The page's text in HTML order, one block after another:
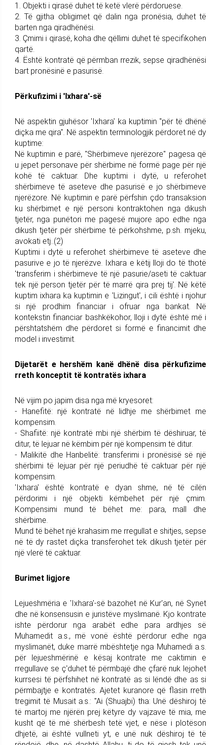
1. Objekti i qirasë duhet të ketë vlerë përdoruese.
2. Të gjitha obligimet që dalin nga pronësia, duhet të
barten nga qiradhënësi.
3. Çmimi i qirasë, koha dhe qëllimi duhet të specifikohen
qartë.
4. Është kontratë që përmban rrezik, sepse qiradhënësi
bart pronësinë e pasurisë.
Përkufizimi i 'Ixhara'-së
Në aspektin gjuhësor 'Ixhara' ka kuptimin "për të dhënë
diçka me qira". Në aspektin terminologjik përdoret në dy
kuptime:
Në kuptimin e parë, "Shërbimeve njerëzore" pagesa që
u jepet personave për shërbime në formë page për një
kohë të caktuar. Dhe kuptimi i dytë, u referohet
shërbimeve të aseteve dhe pasurisë e jo shërbimeve
njerëzore. Në kuptimin e parë përfshin çdo transaksion
ku shërbimet e një personi kontraktohen nga dikush
tjetër, nga punëtori me pagesë mujore apo edhe nga
dikush tjetër për shërbime të përkohshme, p.sh. mjeku,
avokati etj..(2)
Kuptimi i dytë u referohet shërbimeve të aseteve dhe
pasurive e jo të njerëzve. Ixhara e këtij lloji do të thotë
'transferim i shërbimeve të një pasurie/aseti të caktuar
tek një person tjetër për të marrë qira prej tij'. Në këtë
kuptim ixhara ka kuptimin e 'Lizingut', i cili është i njohur
si një prodhim financiar i ofruar nga bankat. Në
kontekstin financiar bashkëkohor, lloji i dytë është më i
përshtatshëm dhe përdoret si formë e financimit dhe
model i investimit.
Dijetarët e hershëm kanë dhënë disa përkufizime
rreth konceptit të kontratës ixhara
Në vijim po japim disa nga më kryesoret:
- Hanefitë: një kontratë në lidhje me shërbimet me
kompensim.
- Shafiitë: një kontratë mbi një shërbim të dëshiruar, të
ditur, të lejuar në këmbim për një kompensim të ditur.
- Malikitë dhe Hanbelitë: transferimi i pronësisë së një
shërbimi të lejuar për një periudhë të caktuar për një
kompensim.
'Ixhara' është kontratë e dyan shme, në të cilën
përdorimi i një objekti këmbehet për një çmim.
Kompensimi mund të bëhet me: para, mall dhe
shërbime.
Mund të bëhet një krahasim me rregullat e shitjes, sepse
në të dy rastet diçka transferohet tek dikush tjetër për
një vlerë të caktuar.
Burimet ligjore
Lejueshmëria e 'Ixhara'-së bazohet në Kur'an, në Synet
dhe në konsensusin e juristëve myslimanë. Kjo kontrate
ishte përdorur nga arabët edhe para ardhjes së
Muhamedit a.s., më vonë është përdorur edhe nga
myslimanët, duke marrë mbështetje nga Muhamedi a.s.
për lejueshmërinë e kësaj kontrate me caktimin e
rregullave se ç'duhet të përmbajë dhe çfarë nuk lejohet
kurrsesi të përfshihet në kontratë as si lëndë dhe as si
përmbajtje e kontratës. Ajetet kuranore që flasin rreth
tregimit të Musait a.s.: "Ai (Shuajbi) tha: Unë dëshiroj të
të martoj me njërën prej këtyre dy vajzave të mia, me
kusht që të më shërbesh tetë vjet, e nëse i plotëson
dhjetë, ai është vullneti yt, e unë nuk dëshiroj të të